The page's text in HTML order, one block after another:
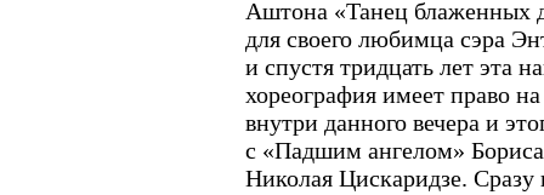
Аштона «Танец блаженных
для своего любимца сэра
и спустя тридцать лет эта
хореография имеет право
внутри данного вечера и
с «Падшим ангелом»
Николая Цискаридзе. Сразу